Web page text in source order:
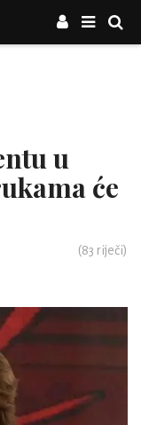
u
će
(83 riječi)